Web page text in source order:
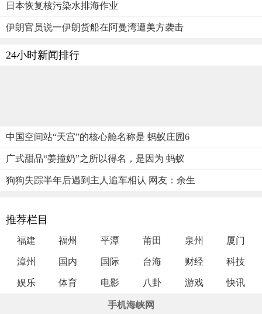
日本恢复核污染水排海作业
伊朗官员说一伊朗货船在阿曼湾遭美方袭击
24小时新闻排行
中国空间站“天宫”的核心舱名称是 蚂蚁庄园6
广式甜品“姜撞奶”之所以得名，是因为 蚂蚁
狗狗失踪半年后遇到主人追车相认 网友：余生
推荐栏目
福建 福州 平潭 莆田 泉州 厦门
漳州 国内 国际 台海 财经 科技
娱乐 体育 电影 八卦 游戏 快讯
手机海峡网